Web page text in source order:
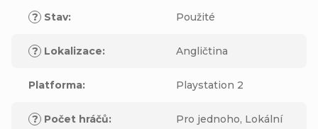
? Stav: Použité
? Lokalizace: Angličtina
Platforma: Playstation 2
? Počet hráčů:
Pro jednoho, Lokální